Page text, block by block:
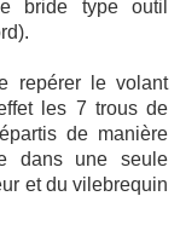
bride type outil
repérer le volant
les 7 trous de
de manière
dans une seule
et du vilebrequin